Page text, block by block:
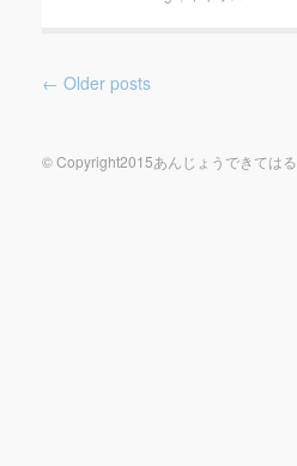
← Older posts
© Copyright2015あんじょうできてはる